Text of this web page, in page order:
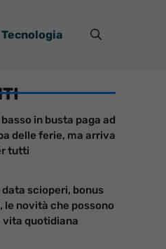
Tecnologia
in busta paga ad
delle ferie, ma arriva
tutti
data scioperi, bonus
le novità che possono
vita quotidiana